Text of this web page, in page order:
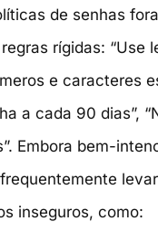
de senhas
rígidas: “Use
e caracteres
a cada 90 dias”,
Embora bem-
inseguros, como: